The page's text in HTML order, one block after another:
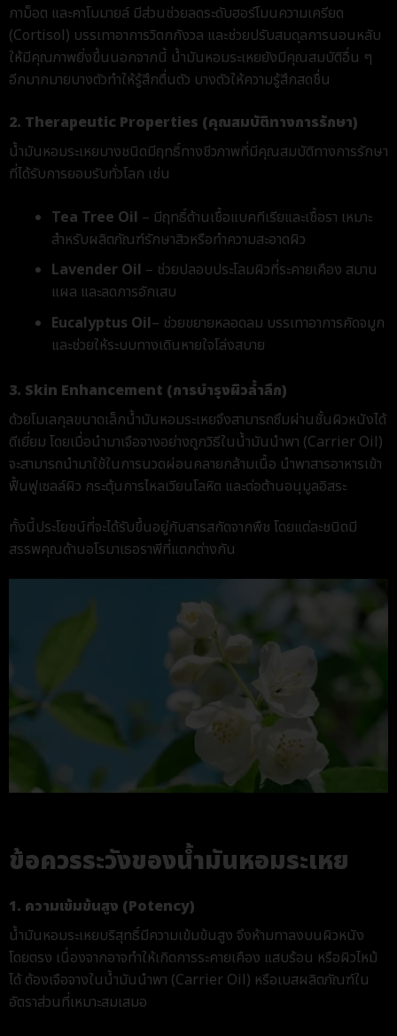
กาม็อต และคาโมมายล์ มีส่วนช่วยลดระดับฮอร์โมนความเครียด
(Cortisol) บรรเทาอาการวิตกกังวล และช่วยปรับสมดุลการนอนหลับ
ให้มีคุณภาพยิ่งขึ้นนอกจากนี้ น้ำมันหอมระเหยยังมีคุณสมบัติอื่น ๆ
อีกมากมายบางตัวทำให้รู้สึกตื่นตัว บางตัวให้ความรู้สึกสดชื่น
2. Therapeutic Properties (คุณสมบัติทางการรักษา)
น้ำมันหอมระเหยบางชนิดมีฤทธิ์ทางชีวภาพที่มีคุณสมบัติทางการรักษา
ที่ได้รับการยอมรับทั่วโลก เช่น
Tea Tree Oil – มีฤทธิ์ต้านเชื้อแบคทีเรียและเชื้อรา เหมาะ
สำหรับผลิตภัณฑ์รักษาสิวหรือทำความสะอาดผิว
Lavender Oil – ช่วยปลอบประโลมผิวที่ระคายเคือง สมาน
แผล และลดการอักเสบ
Eucalyptus Oil– ช่วยขยายหลอดลม บรรเทาอาการคัดจมูก
และช่วยให้ระบบทางเดินหายใจโล่งสบาย
3. Skin Enhancement (การบำรุงผิวล้ำลึก)
ด้วยโมเลกุลขนาดเล็กน้ำมันหอมระเหยจึงสามารถซึมผ่านชั้นผิวหนังได้
ดีเยี่ยม โดยเมื่อนำมาเจือจางอย่างถูกวิธีในน้ำมันนำพา (Carrier Oil)
จะสามารถนำมาใช้ในการนวดผ่อนคลายกล้ามเนื้อ นำพาสารอาหารเข้า
ฟื้นฟูเซลล์ผิว กระตุ้นการไหลเวียนโลหิต และต่อต้านอนุมูลอิสระ
ทั้งนี้ประโยชน์ที่จะได้รับขึ้นอยู่กับสารสกัดจากพืช โดยแต่ละชนิดมี
สรรพคุณด้านอโรมาเธอราพีที่แตกต่างกัน
ข้อควรระวังของน้ำมันหอมระเหย
1. ความเข้มข้นสูง (Potency)
น้ำมันหอมระเหยบริสุทธิ์มีความเข้มข้นสูง จึงห้ามทาลงบนผิวหนัง
โดยตรง เนื่องจากอาจทำให้เกิดการระคายเคือง แสบร้อน หรือผิวไหม้
ได้ ต้องเจือจางในน้ำมันนำพา (Carrier Oil) หรือเบสผลิตภัณฑ์ใน
อัตราส่วนที่เหมาะสมเสมอ